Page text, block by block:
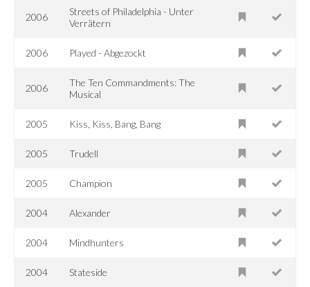
2006
Streets of Philadelphia - Unter
Verrätern
2006 Played - Abgezockt
2006
The Ten Commandments: The
Musical
2005 Kiss, Kiss, Bang, Bang
2005 Trudell
2005 Champion
2004 Alexander
2004 Mindhunters
2004 Stateside